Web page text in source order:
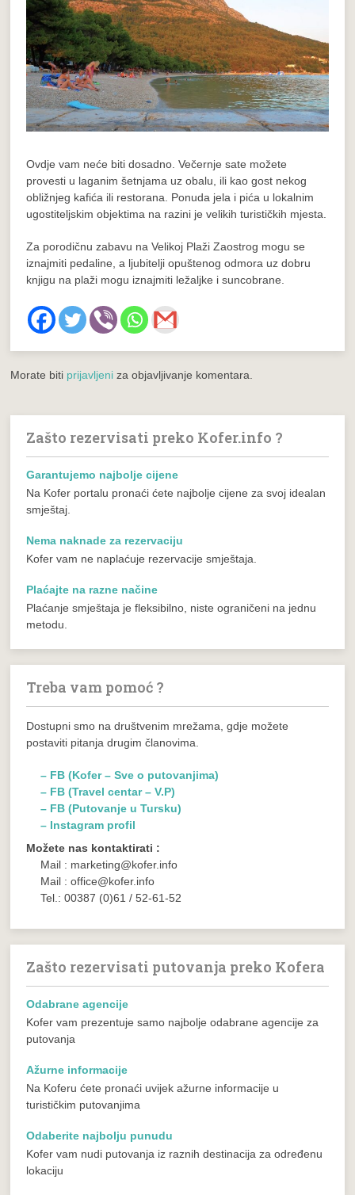
Ovdje vam neće biti dosadno. Večernje sate možete
provesti u laganim šetnjama uz obalu, ili kao gost nekog
obližnjeg kafića ili restorana. Ponuda jela i pića u lokalnim
ugostiteljskim objektima na razini je velikih turističkih mjesta.
Za porodičnu zabavu na Velikoj Plaži Zaostrog mogu se
iznajmiti pedaline, a ljubitelji opuštenog odmora uz dobru
knjigu na plaži mogu iznajmiti ležaljke i suncobrane.
Morate biti prijavljeni za objavljivanje komentara.
Zašto rezervisati preko Kofer.info ?
Garantujemo najbolje cijene
Na Kofer portalu pronaći ćete najbolje cijene za svoj idealan
smještaj.
Nema naknade za rezervaciju
Kofer vam ne naplaćuje rezervacije smještaja.
Plaćajte na razne načine
Plaćanje smještaja je fleksibilno, niste ograničeni na jednu
metodu.
Treba vam pomoć ?
Dostupni smo na društvenim mrežama, gdje možete
postaviti pitanja drugim članovima.
– FB (Kofer – Sve o putovanjima)
– FB (Travel centar – V.P)
– FB (Putovanje u Tursku)
– Instagram profil
Možete nas kontaktirati :
Mail : marketing@kofer.info
Mail : office@kofer.info
Tel.: 00387 (0)61 / 52-61-52
Zašto rezervisati putovanja preko Kofera
Odabrane agencije
Kofer vam prezentuje samo najbolje odabrane agencije za
putovanja
Ažurne informacije
Na Koferu ćete pronaći uvijek ažurne informacije u
turističkim putovanjima
Odaberite najbolju punudu
Kofer vam nudi putovanja iz raznih destinacija za određenu
lokaciju